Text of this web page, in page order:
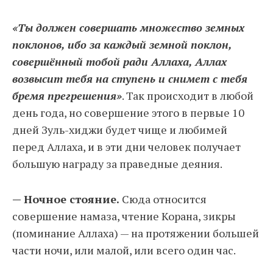
«Ты должен совершать множество земных
поклонов, ибо за каждый земной поклон,
совершённый тобой ради Аллаха, Аллах
возвысит тебя на ступень и снимет с тебя
бремя прегрешения». Так происходит в любой
день года, но совершение этого в первые 10
дней Зуль-хиджи будет чище и любимей
перед Аллаха, и в эти дни человек получает
большую награду за праведные деяния.
— Ночное стояние. Сюда относится
совершение намаза, чтение Корана, зикры
(поминание Аллаха) — на протяжении большей
части ночи, или малой, или всего один час.